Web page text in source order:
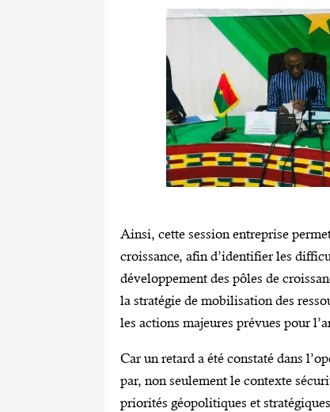
Ainsi, cette session entreprise
croissance, afin d’identifier les
développement des pôles de
la stratégie de mobilisation des
les actions majeures prévues pour
Car un retard a été constaté dans
par, non seulement le contexte
priorités géopolitiques et